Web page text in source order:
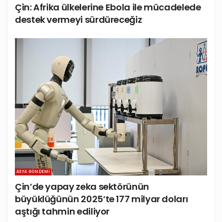
Çin: Afrika ülkelerine Ebola ile mücadelede
destek vermeyi sürdüreceğiz
ASYA GÜNDEMI
Çin’de yapay zeka sektörünün
büyüklüğünün 2025’te 177 milyar doları
aştığı tahmin ediliyor